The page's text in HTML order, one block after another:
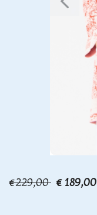
€229,00 € 189,00